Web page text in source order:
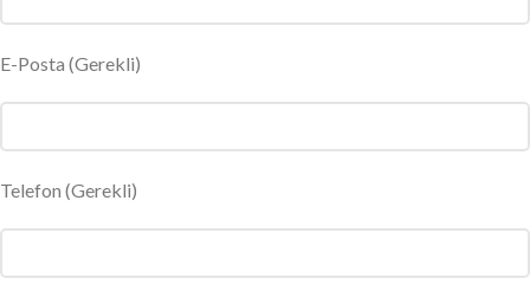
E-Posta (Gerekli)
Telefon (Gerekli)